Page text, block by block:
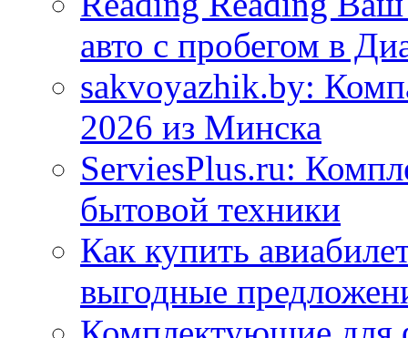
авто с пробегом в
sakvoyazhik.by:
2026 из Минска
ServiesPlus.ru:
бытовой техники
Как купить
выгодные